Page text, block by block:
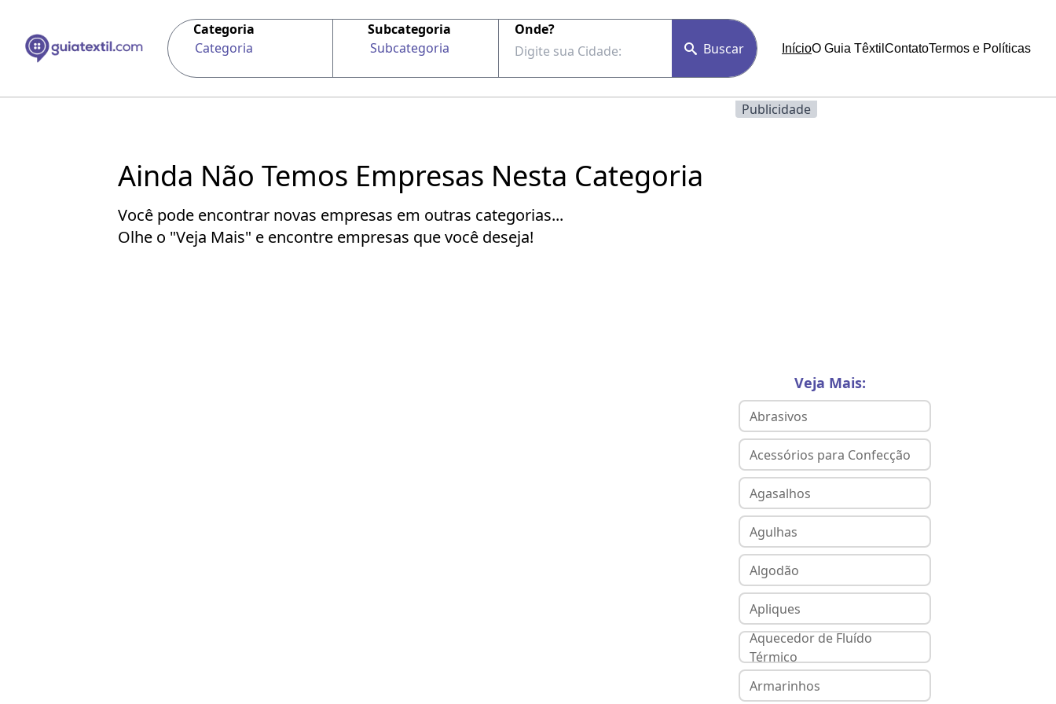
Categoria
Categoria
Subcategoria
Subcategoria
Onde?
Buscar
InícioO Guia Têxtil ContatoTermos e Políticas
Ainda Não Temos Empresas Nesta Categoria
Você pode encontrar novas empresas em outras categorias...
Olhe o "Veja Mais" e encontre empresas que você deseja!
Publicidade
Veja Mais:
Abrasivos
Acessórios para Confecção
Agasalhos
Agulhas
Algodão
Apliques
Aquecedor de Fluído
Térmico
Armarinhos